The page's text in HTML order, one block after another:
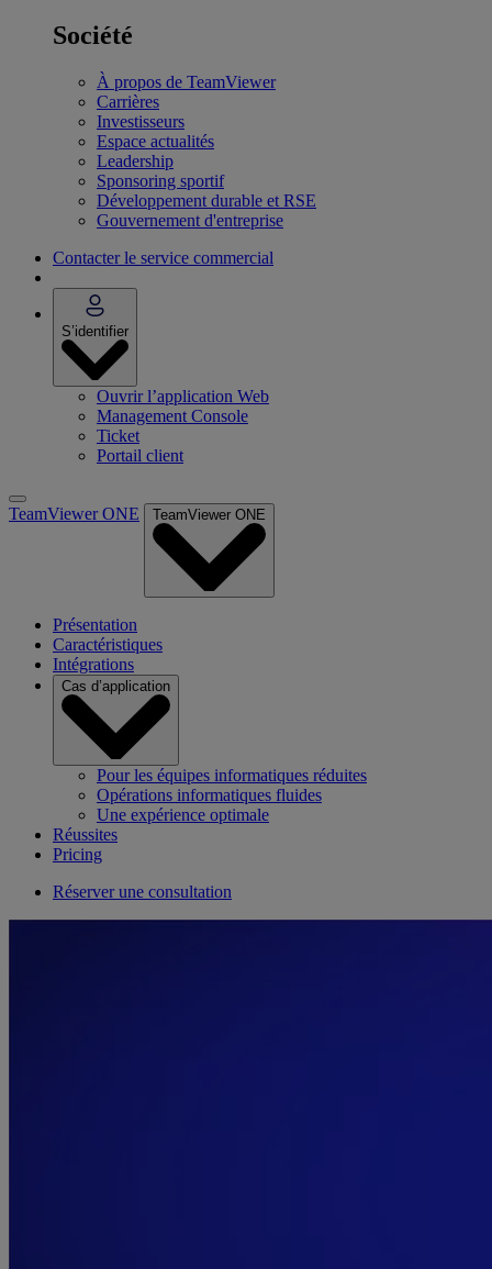
Société
À propos de TeamViewer
Carrières
Investisseurs
Espace actualités
Leadership
Sponsoring sportif
Développement durable et RSE
Gouvernement d'entreprise
Contacter le service commercial
S’identifier
Ouvrir l’application Web
Management Console
Ticket
Portail client
TeamViewer ONE TeamViewer ONE
Présentation
Caractéristiques
Intégrations
Cas d’application
Pour les équipes informatiques réduites
Opérations informatiques fluides
Une expérience optimale
Réussites
Pricing
Réserver une consultation